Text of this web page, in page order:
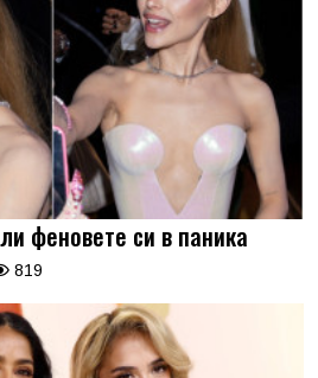
феновете си в паника
819